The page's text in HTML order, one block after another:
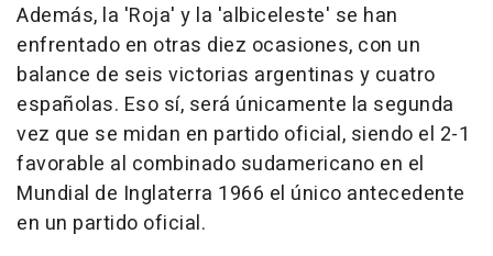
Además, la 'Roja' y la 'albiceleste' se han
enfrentado en otras diez ocasiones, con un
balance de seis victorias argentinas y cuatro
españolas. Eso sí, será únicamente la segunda
vez que se midan en partido oficial, siendo el 2-1
favorable al combinado sudamericano en el
Mundial de Inglaterra 1966 el único antecedente
en un partido oficial.